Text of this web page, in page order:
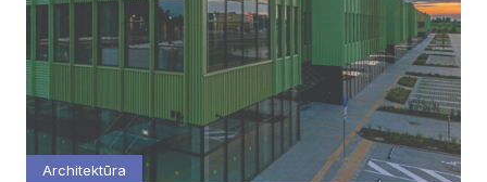
Architektūra